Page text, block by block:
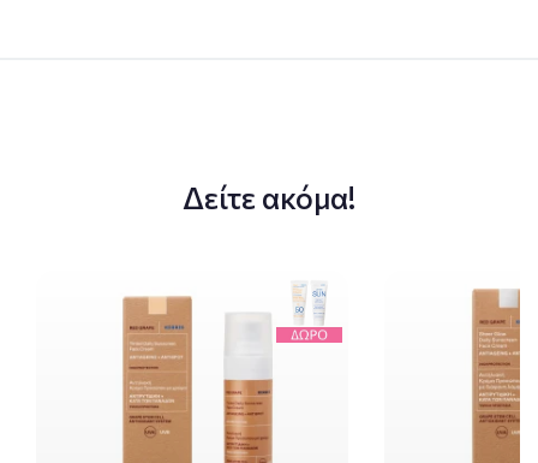
Δείτε ακόμα!